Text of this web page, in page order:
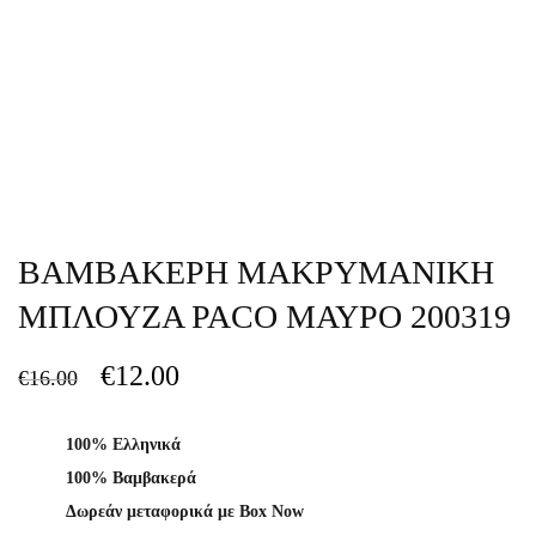
ΒΑΜΒΑΚΕΡΗ ΜΑΚΡΥΜΑΝΙΚΗ
ΜΠΛΟΥΖΑ PACO ΜΑΥΡΟ 200319
€16.00 €12.00
100% Ελληνικά
100% Βαμβακερά
Δωρεάν μεταφορικά με Box Now